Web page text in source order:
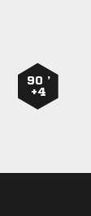
90 ’
+4